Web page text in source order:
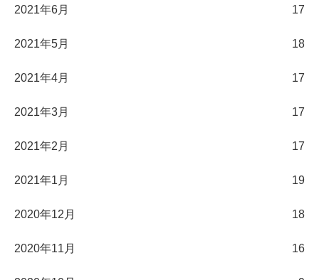
2021年6月 17
2021年5月 18
2021年4月 17
2021年3月 17
2021年2月 17
2021年1月 19
2020年12月 18
2020年11月 16